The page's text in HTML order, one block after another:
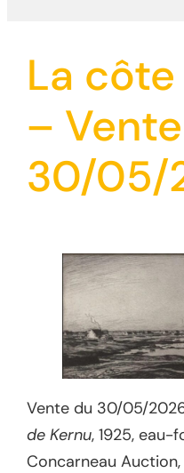
La
–
30/05/
Vente du 30/05/
de Kernu, 1925, eau-
Concarneau